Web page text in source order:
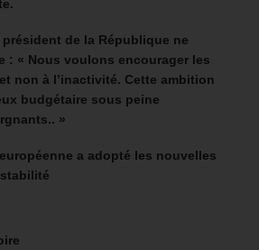
président de la République ne
: « Nous voulons encourager les
non à l’inactivité. Cette ambition
budgétaire sous peine
»
a adopté les nouvelles